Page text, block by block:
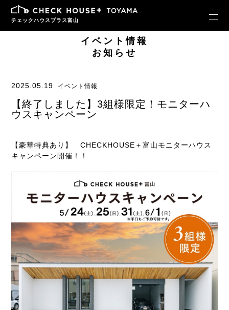
チェックハウスプラス富山
イベント情報
お知らせ
2025.05.19 イベント情報
【終了しました】3組様限定！モニターハ
ウスキャンペーン
【豪華特典あり】 CHECKHOUSE＋富山モニターハウス
キャンペーン開催！！